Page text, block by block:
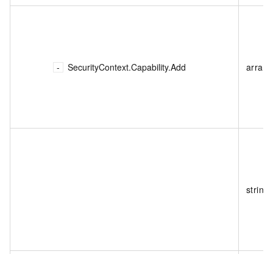
SecurityContext.Capability.Add array
string